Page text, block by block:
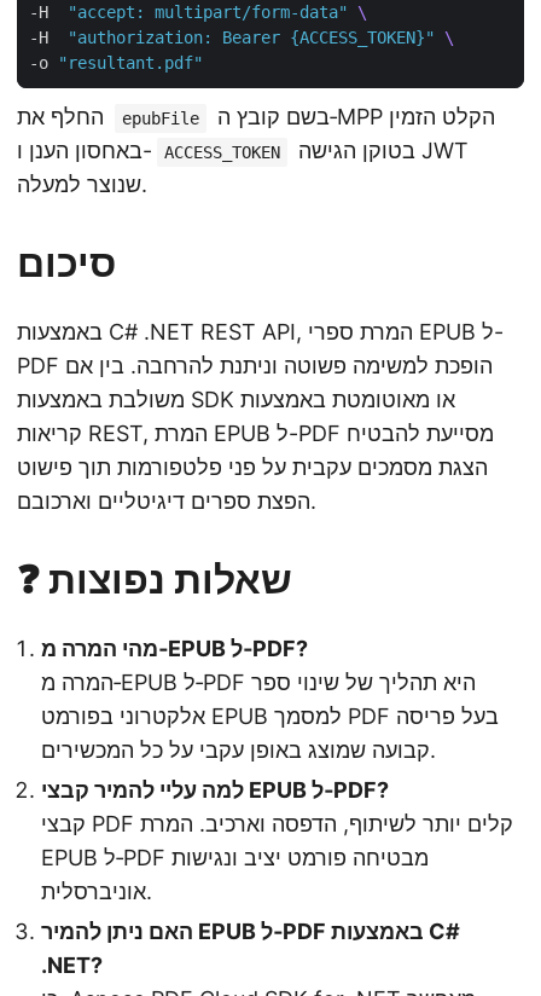
-H
"accept: multipart/form-data"
-H
"authorization: Bearer {ACCESS_TOKEN}"
-o
"resultant.pdf"
epubFile
באחסון הענן ו-
ACCESS_TOKEN
שנוצר למעלה.
סיכום
באמצעות C# .NET REST API, המרת ספרי EPUB ל-
PDF הופכת למשימה פשוטה וניתנת להרחבה. בין אם
משולבת באמצעות SDK או מאוטומטת באמצעות
קריאות REST, המרת EPUB ל-PDF מסייעת להבטיח
הצגת מסמכים עקבית על פני פלטפורמות תוך פישוט
הפצת ספרים דיגיטליים וארכובם.
❓ שאלות נפוצות
מהי המרה מ‑EPUB ל‑PDF?
המרה מ‑EPUB ל‑PDF היא תהליך של שינוי ספר
אלקטרוני בפורמט EPUB למסמך PDF בעל פריסה
קבועה שמוצג באופן עקבי על כל המכשירים.
למה עליי להמיר קבצי EPUB ל‑PDF?
קבצי PDF קלים יותר לשיתוף, הדפסה וארכיב. המרת
EPUB ל‑PDF מבטיחה פורמט יציב ונגישות
אוניברסלית.
האם ניתן להמיר EPUB ל‑PDF באמצעות C#
.NET?